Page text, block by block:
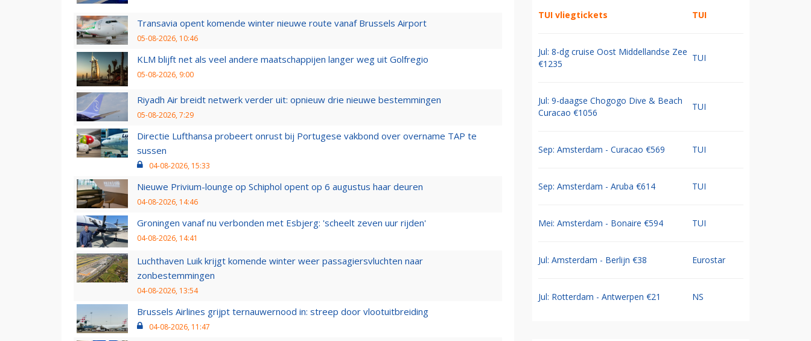
Transavia opent komende winter nieuwe route vanaf Brussels Airport
05-08-2026, 10:46
KLM blijft net als veel andere maatschappijen langer weg uit Golfregio
05-08-2026, 9:00
Riyadh Air breidt netwerk verder uit: opnieuw drie nieuwe bestemmingen
05-08-2026, 7:29
Directie Lufthansa probeert onrust bij Portugese vakbond over overname TAP te
sussen
04-08-2026, 15:33
Nieuwe Privium-lounge op Schiphol opent op 6 augustus haar deuren
04-08-2026, 14:46
Groningen vanaf nu verbonden met Esbjerg: 'scheelt zeven uur rijden'
04-08-2026, 14:41
Luchthaven Luik krijgt komende winter weer passagiersvluchten naar
zonbestemmingen
04-08-2026, 13:54
Brussels Airlines grijpt ternauwernood in: streep door vlootuitbreiding
04-08-2026, 11:47
TUI vliegtickets TUI
Jul: 8-dg cruise Oost Middellandse Zee
€1235
TUI
Jul: 9-daagse Chogogo Dive & Beach
Curacao €1056
TUI
Sep: Amsterdam - Curacao €569 TUI
Sep: Amsterdam - Aruba €614 TUI
Mei: Amsterdam - Bonaire €594 TUI
Jul: Amsterdam - Berlijn €38 Eurostar
Jul: Rotterdam - Antwerpen €21 NS